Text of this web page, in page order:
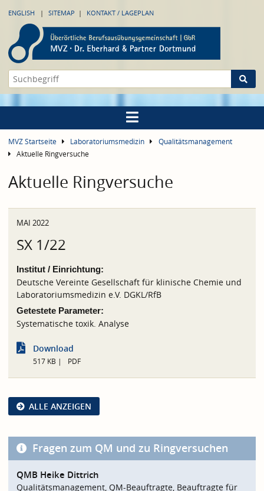
ENGLISH SITEMAP KONTAKT / LAGEPLAN
MVZ Startseite Laboratoriumsmedizin
Qualitätsmanagement
Aktuelle Ringversuche
Aktuelle Ringversuche
MAI 2022
SX 1/22
Institut / Einrichtung:
Deutsche Vereinte Gesellschaft für klinische Chemie und
Laboratoriumsmedizin e.V. DGKL/RfB
Getestete Parameter:
Systematische toxik. Analyse
Download
517 KB PDF
ALLE ANZEIGEN
Fragen zum QM und zu Ringversuchen
QMB Heike Dittrich
Qualitätsmanagement, QM-Beauftragte, Beauftragte für